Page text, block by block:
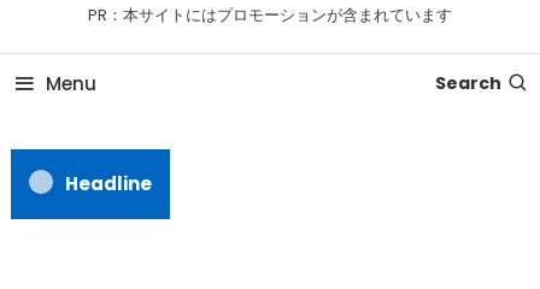
PR：本サイトにはプロモーションが含まれています
Menu Search
Headline